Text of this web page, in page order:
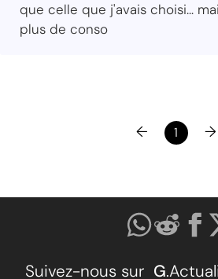
que celle que j'avais choisi...
plus de conso
← 1 →
Suivez-nous sur G